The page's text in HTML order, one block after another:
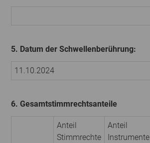
5. Datum der Schwellenberührung:
11.10.2024
6. Gesamtstimmrechtsanteile
Anteil
Stimmrechte
Anteil
Instrumente